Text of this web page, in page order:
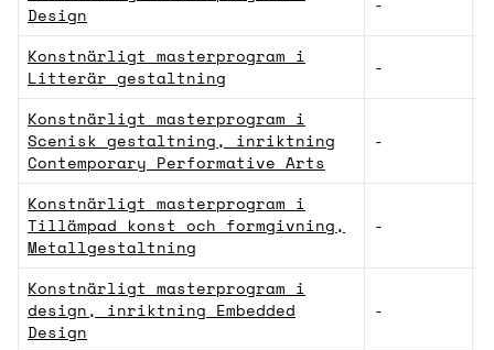
Design
Konstnärligt masterprogram i
Litterär gestaltning
-
Konstnärligt masterprogram i
Scenisk gestaltning, inriktning
Contemporary Performative Arts
-
Konstnärligt masterprogram i
Tillämpad konst och formgivning,
Metallgestaltning
-
Konstnärligt masterprogram i
design, inriktning Embedded
Design
-